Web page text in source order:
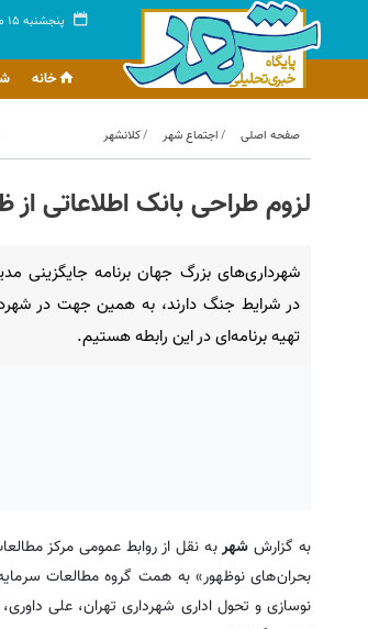
پنجشنبه ۱۵ مرداد ۱۴۰۵
خانه
صفحه اصلی اجتماع شهر کلانشهر
لزوم طراحی بانک اطلاعاتی
شهرداری‌های بزرگ جهان برنامه جایگزینی
در شرایط جنگ دارند، به همین جهت در
تهیه برنامه‌ای در این رابطه هستیم.
به گزارششهربه نقل از روابط عمومی مرکز
بحران‌های نوظهور» به همت گروه مطالعات
نوسازی و تحول اداری شهرداری تهران، علی